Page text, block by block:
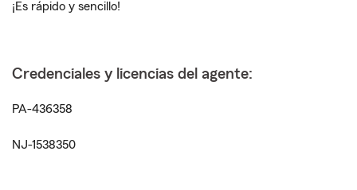
¡Es rápido y sencillo!
Credenciales y licencias del agente:
PA-436358
NJ-1538350